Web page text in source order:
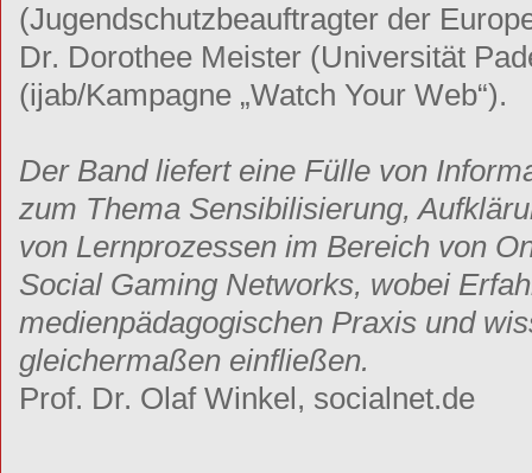
(Jugendschutzbeauftragter der
Dr. Dorothee Meister (Universität
(ijab/Kampagne „Watch Your Web“).
Der Band liefert eine Fülle von
zum Thema Sensibilisierung,
von Lernprozessen im Bereich von
Social Gaming Networks, wobei
medienpädagogischen Praxis und
gleichermaßen einfließen.
Prof. Dr. Olaf Winkel, socialnet.de